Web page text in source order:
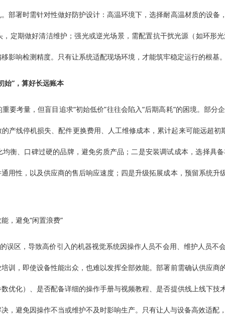
部署时需针对性做好防护设计：高温环境下，选择耐高温材质的设
定期做好清洁维护；强光或逆光场景，需配置抗干扰光源（如环形
影响检测精度。只有让系统适配现场环境，才能筑牢稳定运行的根基
始”，算好长远账本
要考量，但盲目追求“初始低价”往往会陷入“后期高耗”的困境。部
线停机损失、配件更换费用、人工维修成本，累计起来可能远超初
衡、口碑过硬的品牌，避免劣质产品；二是安装调试成本，选择具
用性，以及供应商的售后响应速度；四是升级拓展成本，预留系统
，避免“闲置浪费”
误区，导致高价引入的机器视觉系统因操作人员不会用、维护人员
训，即使设备性能出众，也难以发挥全部效能。部署前需确认供应
优化）、是否配备详细的操作手册与视频教程、是否提供线上线下
，避免因操作不当或维护不及时影响生产。只有让人与设备高效适配